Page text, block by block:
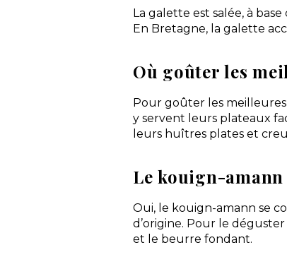
La galette est salée, à
En Bretagne, la galette
Où goûter les
Pour goûter les
y servent leurs plateaux
leurs huîtres plates et
Le kouign-
Oui, le kouign-amann se
d’origine. Pour le
et le beurre fondant.